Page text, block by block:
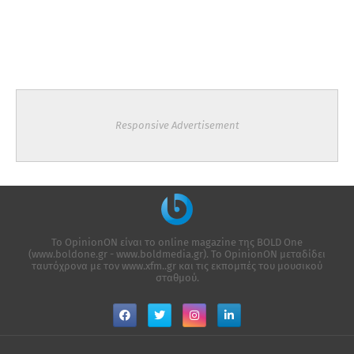
Responsive Advertisement
Το OpinionON είναι το online magazine της ΒΟLD One
(www.boldone.gr - www.boldmedia.gr). Το OpinionON μεταδίδει
ταυτόχρονα με τον www.xfm..gr και τις εκπομπές του μουσικού
σταθμού.